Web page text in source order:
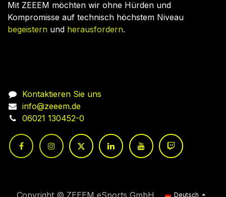
Mit ZEEEM möchten wir ohne Hürden und
Kompromisse auf technisch höchstem Niveau
begeistern und herausfordern.
Kontaktieren Sie uns
info@zeeem.de
06021 130452-0
Copyright © ZEEEM eSports GmbH Deutsch